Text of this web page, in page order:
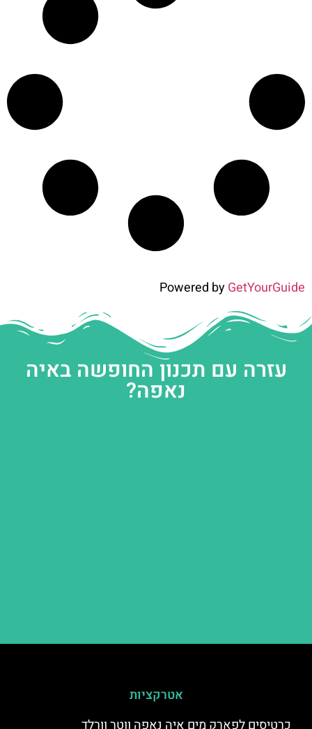
Powered byGetYourGuide
עזרה עם תכנון החופשה באיה
נאפה?
אטרקציות
כרטיסים לפארק מים איה נאפה ווטר וורלד